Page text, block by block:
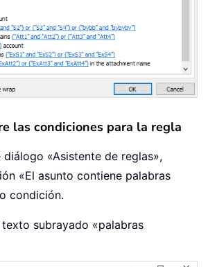
las condiciones para la regla
diálogo «Asistente de reglas»,
«El asunto contiene palabras
condición.
subrayado «palabras